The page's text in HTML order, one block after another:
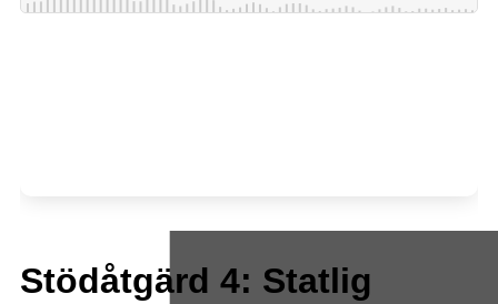
Stödåtgärd 4: Statlig